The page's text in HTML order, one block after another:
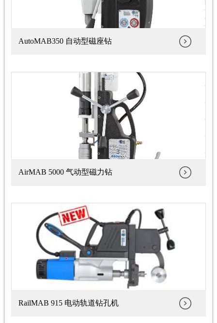
AutoMAB350 自动型磁座钻
AirMAB 5000 气动型磁力钻
RailMAB 915 电动轨道钻孔机